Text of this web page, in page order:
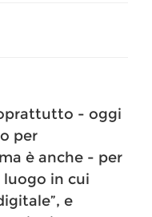
- oggi
per
è anche - per
in cui
e